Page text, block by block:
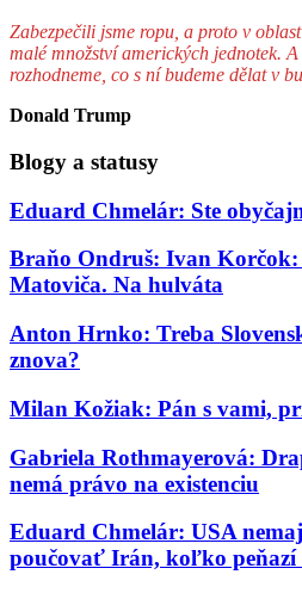
Zabezpečili jsme ropu, a proto v
malé množství amerických jednotek.
rozhodneme, co s ní budeme dělat v
Donald Trump
Blogy a statusy
Eduard Chmelár: Ste
Braňo Ondruš: Ivan
Matoviča. Na hulváta
Anton Hrnko: Treba
znova?
Milan Kožiak: Pán s vami,
Gabriela Rothmayerová:
nemá právo na existenciu
Eduard Chmelár: USA
poučovať Irán, koľko peňazí